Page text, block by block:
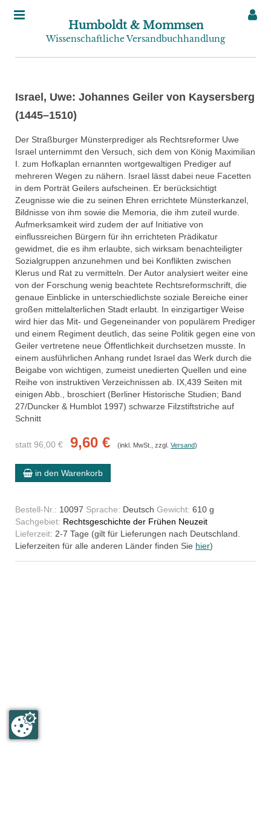
Humboldt & Mommsen
Wissenschaftliche Versandbuchhandlung
Israel, Uwe: Johannes Geiler von Kaysersberg
(1445–1510)
Der Straßburger Münsterprediger als Rechtsreformer Uwe
Israel unternimmt den Versuch, sich dem von König Maximilian
I. zum Hofkaplan ernannten wortgewaltigen Prediger auf
mehreren Wegen zu nähern. Israel lässt dabei neue Facetten
in dem Porträt Geilers aufscheinen. Er berücksichtigt
Zeugnisse wie die zu seinen Ehren errichtete Münsterkanzel,
Bildnisse von ihm sowie die Memoria, die ihm zuteil wurde.
Aufmerksamkeit wird zudem der auf Initiative von
einflussreichen Bürgern für ihn errichteten Prädikatur
gewidmet, die es ihm erlaubte, sich wirksam benachteiligter
Sozialgruppen anzunehmen und bei Konflikten zwischen
Klerus und Rat zu vermitteln. Der Autor analysiert weiter eine
von der Forschung wenig beachtete Rechtsreformschrift, die
genaue Einblicke in unterschiedlichste soziale Bereiche einer
großen mittelalterlichen Stadt erlaubt. In einzigartiger Weise
wird hier das Mit- und Gegeneinander von populärem Prediger
und einem Regiment deutlich, das seine Politik gegen eine von
Geiler vertretene neue Öffentlichkeit durchsetzen musste. In
einem ausführlichen Anhang rundet Israel das Werk durch die
Beigabe von wichtigen, zumeist unedierten Quellen und eine
Reihe von instruktiven Verzeichnissen ab. IX,439 Seiten mit
einigen Abb., broschiert (Berliner Historische Studien; Band
27/Duncker & Humblot 1997) schwarze Filzstiftstriche auf
Schnitt
statt 96,00 € 9,60 € (inkl. MwSt., zzgl. Versand)
in den Warenkorb
Bestell-Nr.: 10097 Sprache: Deutsch Gewicht: 610 g
Sachgebiet: Rechtsgeschichte der Frühen Neuzeit
Lieferzeit: 2-7 Tage (gilt für Lieferungen nach Deutschland.
Lieferzeiten für alle anderen Länder finden Sie hier)